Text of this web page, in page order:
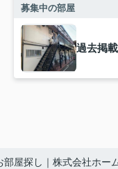
募集中の部屋
過去掲
屋探し｜株式会社ホー